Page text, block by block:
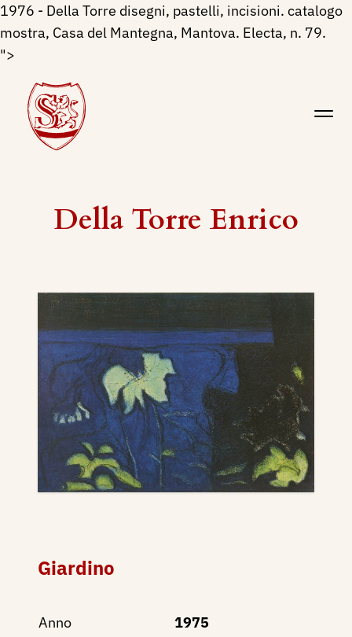
1976 - Della Torre disegni, pastelli, incisioni. catalogo
mostra, Casa del Mantegna, Mantova. Electa, n. 79.
">
Della Torre Enrico
Giardino
Anno
1975